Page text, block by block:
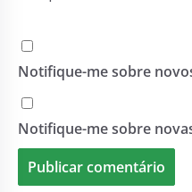
Notifique-me sobre
Notifique-me sobre